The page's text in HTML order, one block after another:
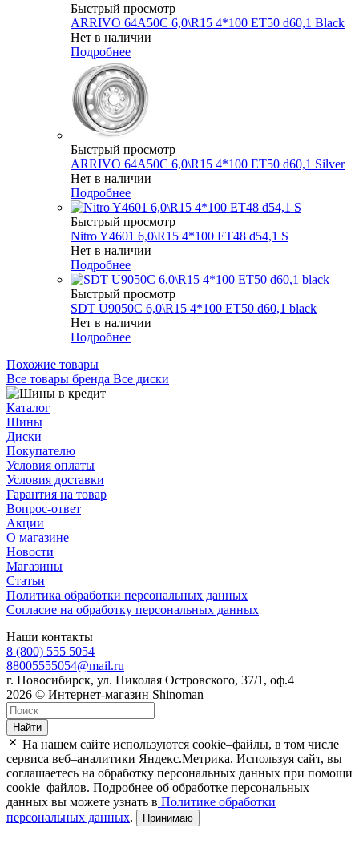
Быстрый просмотр
ARRIVO 64A50C 6,0\R15 4*100 ET50 d60,1 Black
Нет в наличии
Подробнее
Быстрый просмотр
ARRIVO 64A50C 6,0\R15 4*100 ET50 d60,1 Silver
Нет в наличии
Подробнее
Быстрый просмотр
Nitro Y4601 6,0\R15 4*100 ET48 d54,1 S
Нет в наличии
Подробнее
Быстрый просмотр
SDT U9050C 6,0\R15 4*100 ET50 d60,1 black
Нет в наличии
Подробнее
Похожие товары
Все товары бренда Все диски
Каталог
Шины
Диски
Покупателю
Условия оплаты
Условия доставки
Гарантия на товар
Вопрос-ответ
Акции
О магазине
Новости
Магазины
Статьи
Политика обработки персональных данных
Согласие на обработку персональных данных
Наши контакты
8 (800) 555 5054
88005555054@mail.ru
г. Новосибирск, ул. Николая Островского, 37/1, оф.4
2026 © Интернет-магазин Shinoman
Найти
На нашем сайте используются cookie–файлы, в том числе
сервиса веб–аналитики Яндекс.Метрика. Используя сайт, вы
соглашаетесь на обработку персональных данных при помощи
cookie–файлов. Подробнее об обработке персональных
данных вы можете узнать в Политике обработки
персональных данных. Принимаю